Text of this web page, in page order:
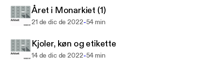
Året i Monarkiet (1)
21 de dic de 2022-54 min
Kjoler, køn og etikette
14 de dic de 2022-54 min